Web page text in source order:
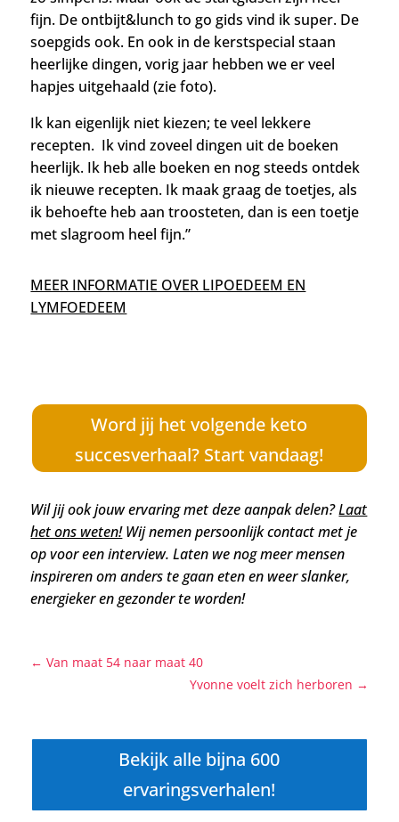
fijn. De ontbijt&lunch to go gids vind ik super. De
soepgids ook. En ook in de kerstspecial staan
heerlijke dingen, vorig jaar hebben we er veel
hapjes uitgehaald (zie foto).
Ik kan eigenlijk niet kiezen; te veel lekkere
recepten. Ik vind zoveel dingen uit de boeken
heerlijk. Ik heb alle boeken en nog steeds ontdek
ik nieuwe recepten. Ik maak graag de toetjes, als
ik behoefte heb aan troosteten, dan is een toetje
met slagroom heel fijn.”
MEER INFORMATIE OVER LIPOEDEEM EN
LYMFOEDEEM
Word jij het volgende keto
succesverhaal? Start vandaag!
Wil jij ook jouw ervaring met deze aanpak delen?Laat
het ons weten!Wij nemen persoonlijk contact met je
op voor een interview. Laten we nog meer mensen
inspireren om anders te gaan eten en weer slanker,
energieker en gezonder te worden!
←Van maat 54 naar maat 40
Yvonne voelt zich herboren →
Bekijk alle bijna 600
ervaringsverhalen!